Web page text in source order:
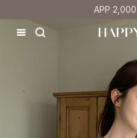
매주 리뷰어